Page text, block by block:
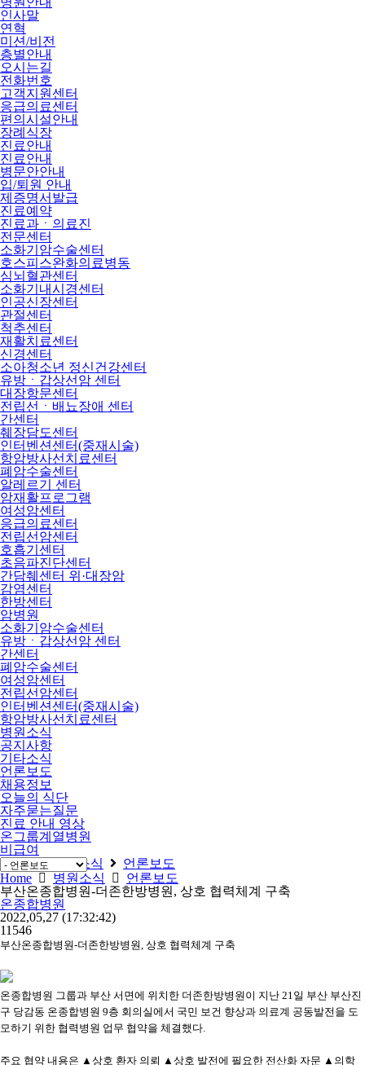
인사말
연혁
미션/비전
층별안내
오시는길
전화번호
고객지원센터
응급의료센터
편의시설안내
장례식장
진료안내
진료안내
병문안안내
입/퇴원 안내
제증명서발급
진료예약
진료과ㆍ의료진
전문센터
소화기암수술센터
호스피스완화의료병동
심뇌혈관센터
소화기내시경센터
인공신장센터
관절센터
척추센터
재활치료센터
신경센터
소아청소년 정신건강센터
유방ㆍ갑상선암 센터
대장항문센터
전립선ㆍ배뇨장애 센터
간센터
췌장담도센터
인터벤션센터(중재시술)
항암방사선치료센터
폐암수술센터
알레르기 센터
암재활프로그램
여성암센터
응급의료센터
전립선암센터
호흡기센터
초음파진단센터
간담췌센터 위·대장암
감염센터
한방센터
암병원
소화기암수술센터
유방ㆍ갑상선암 센터
간센터
폐암수술센터
여성암센터
전립선암센터
인터벤션센터(중재시술)
항암방사선치료센터
병원소식
공지사항
기타소식
언론보도
채용정보
오늘의 식단
자주묻는질문
진료 안내 영상
온그룹계열병원
비급여
Home
병원소식
언론보도
Home
병원소식
언론보도
부산온종합병원-더존한방병원, 상호 협력체계 구축
온종합병원
2022,05,27 (17:32:42)
11546
부산온종합병원-더존한방병원, 상호 협력체계 구축
온종합병원 그룹과 부산 서면에 위치한 더존한방병원이 지난 21일 부산 부산진
구 당감동 온종합병원 9층 회의실에서 국민 보건 향상과 의료계 공동발전을 도
모하기 위한 협력병원 업무 협약을 체결했다.
주요 협약 내용은 ▲상호 환자 의뢰 ▲상호 발전에 필요한 전산화 자문 ▲의학